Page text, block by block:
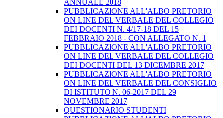
ANNUALE 2018
PUBBLICAZIONE ALL'ALBO PRETORIO
ON LINE DEL VERBALE DEL COLLEGIO
DEI DOCENTI N. 4/17-18 DEL 15
FEBBRAIO 2018 - CON ALLEGATO N. 1
PUBBLICAZIONE ALL'ALBO PRETORIO
ON LINE DEL VERBALE DEL COLLEGIO
DEI DOCENTI DEL 13 DICEMBRE 2017
PUBBLICAZIONE ALL'ALBO PRETORIO
ON LINE DEL VERBALE DEL CONSIGLIO
DI ISTITUTO N. 06-2017 DEL 29
NOVEMBRE 2017
QUESTIONARIO STUDENTI